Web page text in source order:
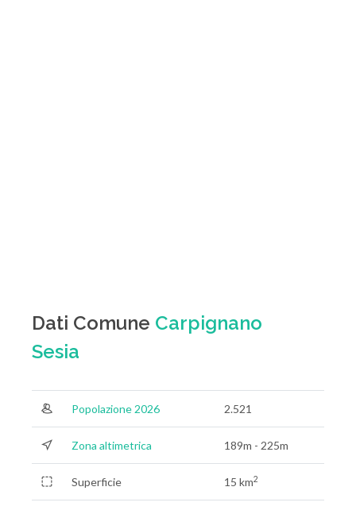
Dati Comune Carpignano
Sesia
Popolazione 2026 2.521
Zona altimetrica 189m - 225m
Superficie 15 km2